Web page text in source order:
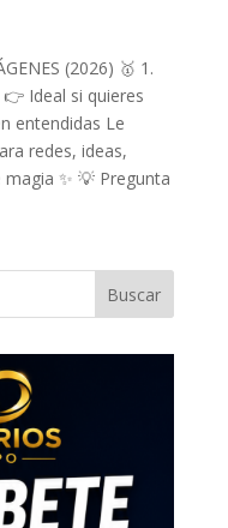
(2026) 🥇 1.
👉 Ideal si quieres
entendidas Le
redes, ideas,
✨ 💡 Pregunta
Buscar